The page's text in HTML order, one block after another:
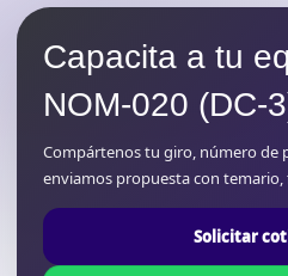
Capacita a tu
NOM-020 (DC-
Compártenos tu giro, número de
enviamos propuesta con temario,
Solicitar